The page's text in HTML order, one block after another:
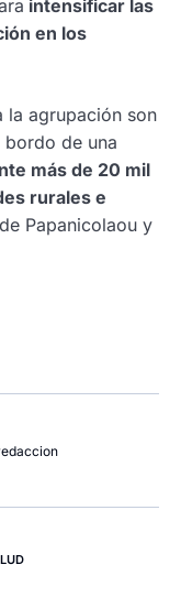
intensificar las
en los
la agrupación son
bordo de una
más de 20 mil
rurales e
Papanicolaou y